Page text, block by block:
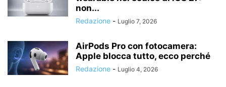
non...
Redazione - Luglio 7, 2026
AirPods Pro con fotocamera:
Apple blocca tutto, ecco perché
Redazione - Luglio 4, 2026